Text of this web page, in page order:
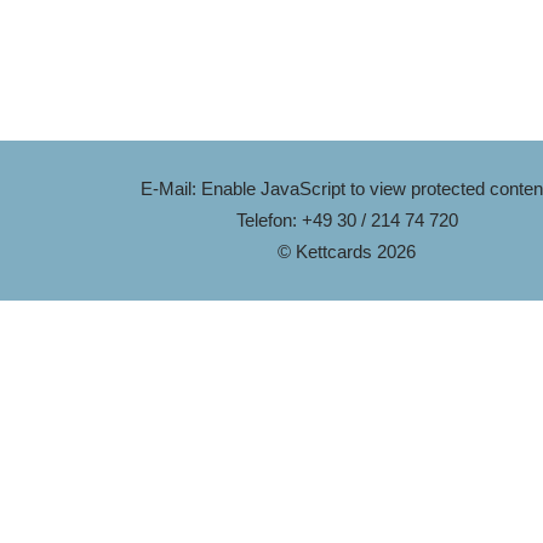
E-Mail: Enable JavaScript to view protected
Telefon: +49 30 / 214 74 720
© Kettcards 2026